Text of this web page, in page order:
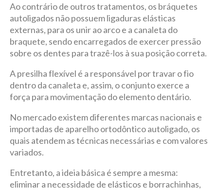
Ao contrário de outros tratamentos, os bráquetes
autoligados não possuem ligaduras elásticas
externas, para os unir ao arco e a canaleta do
braquete, sendo encarregados de exercer pressão
sobre os dentes para trazê-los à sua posição correta.
A presilha flexível é a responsável por travar o fio
dentro da canaleta e, assim, o conjunto exerce a
força para movimentação do elemento dentário.
No mercado existem diferentes marcas nacionais e
importadas de aparelho ortodôntico autoligado, os
quais atendem as técnicas necessárias e com valores
variados.
Entretanto, a ideia básica é sempre a mesma:
eliminar a necessidade de elásticos e borrachinhas,